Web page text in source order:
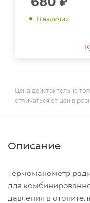
В наличии
Цена действительна
отличаться от цен в
Описание
Термоманометр
для
давления в